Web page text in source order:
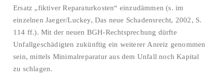
Ersatz „fiktiver Reparaturkosten“ einzudämmen (s. im
einzelnen Jaeger/Luckey, Das neue Schadensrecht, 2002, S.
114 ff.). Mit der neuen BGH-Rechtsprechung dürfte
Unfallgeschädigten zukünftig ein weiterer Anreiz genommen
sein, mittels Minimalreparatur aus dem Unfall noch Kapital
zu schlagen.